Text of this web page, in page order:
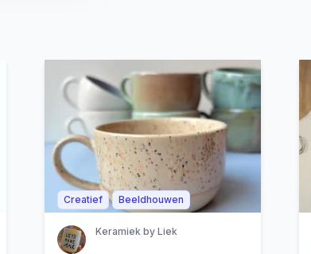
Creatief Beeldhouwen
Keramiek by Liek